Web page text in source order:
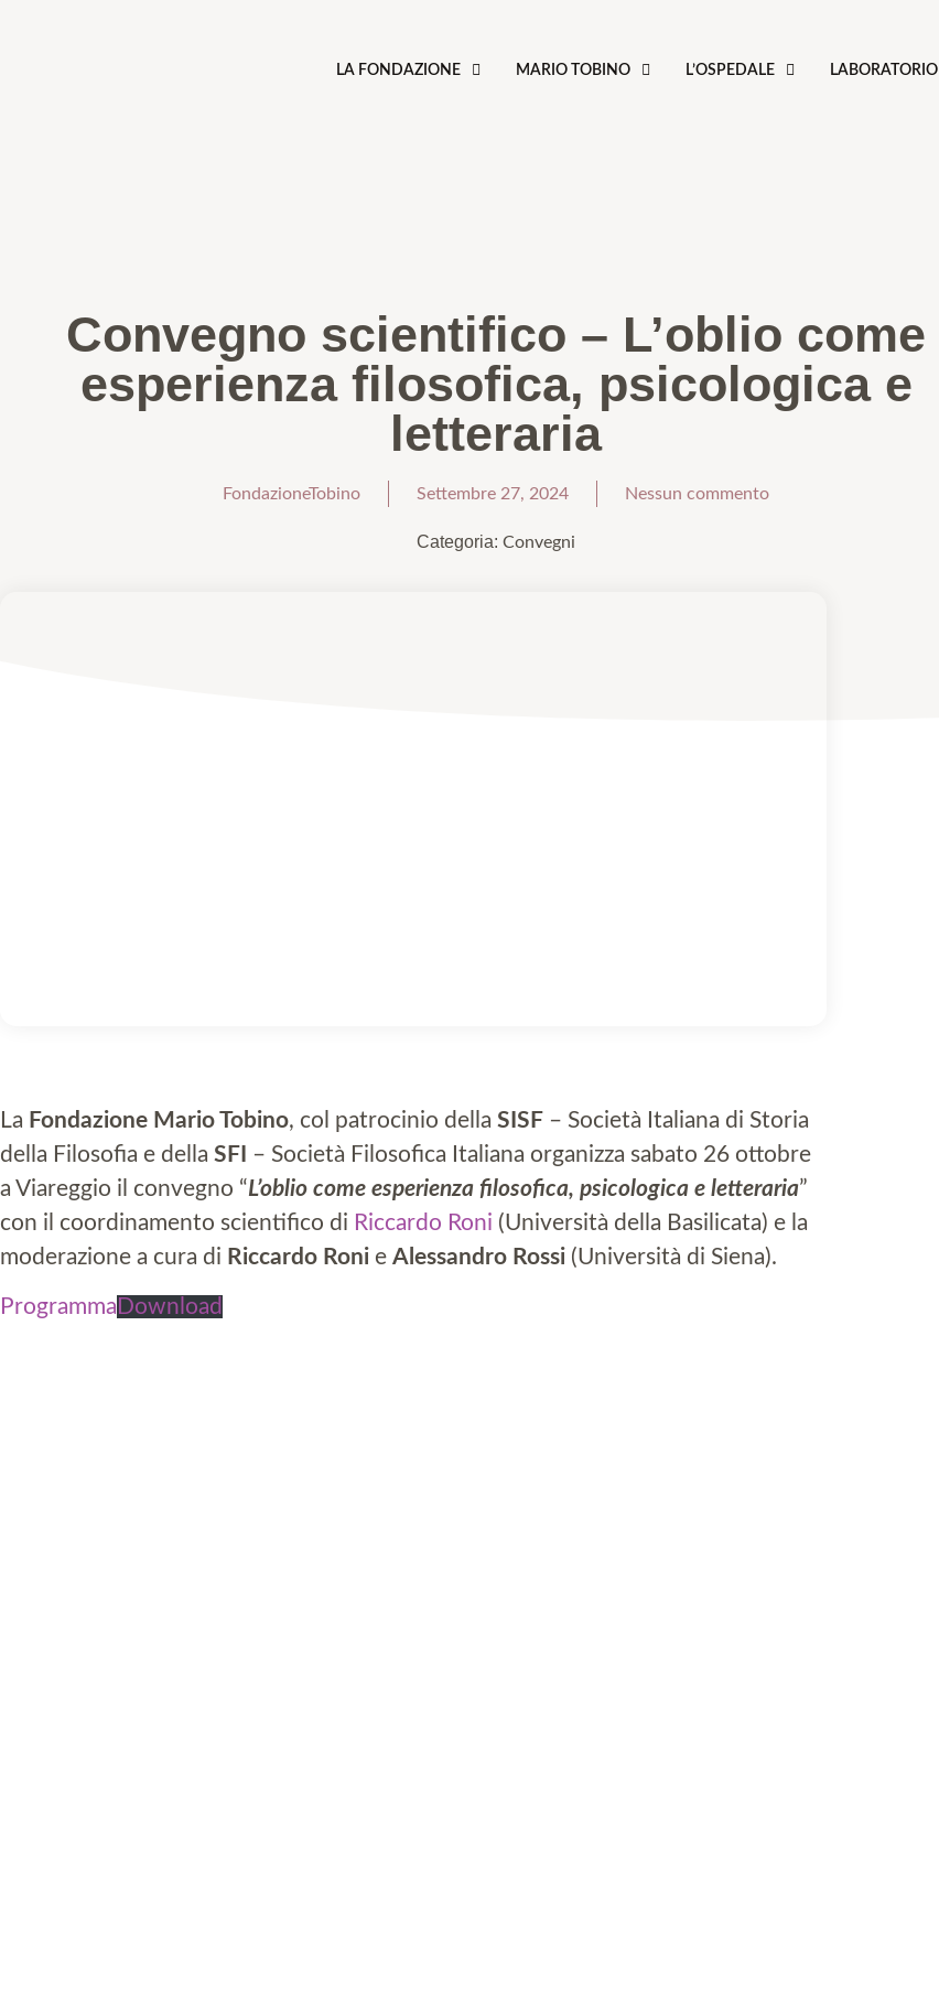
LA FONDAZIONE MARIO TOBINO L’OSPEDALE LABORATORIO
Convegno scientifico – L’oblio come
esperienza filosofica, psicologica e
letteraria
FondazioneTobino Settembre 27, 2024 Nessun commento
Categoria: Convegni
La Fondazione Mario Tobino, col patrocinio della SISF – Società Italiana di Storia
della Filosofia e della SFI
– Società Filosofica Italiana organizza sabato 26 ottobre
a Viareggio il convegno “L’oblio come esperienza filosofica, psicologica e letteraria”
con il coordinamento scientifico di Riccardo Roni (Università della Basilicata) e la
moderazione a cura di Riccardo Roni e Alessandro Rossi (Università di Siena).
Programma Download